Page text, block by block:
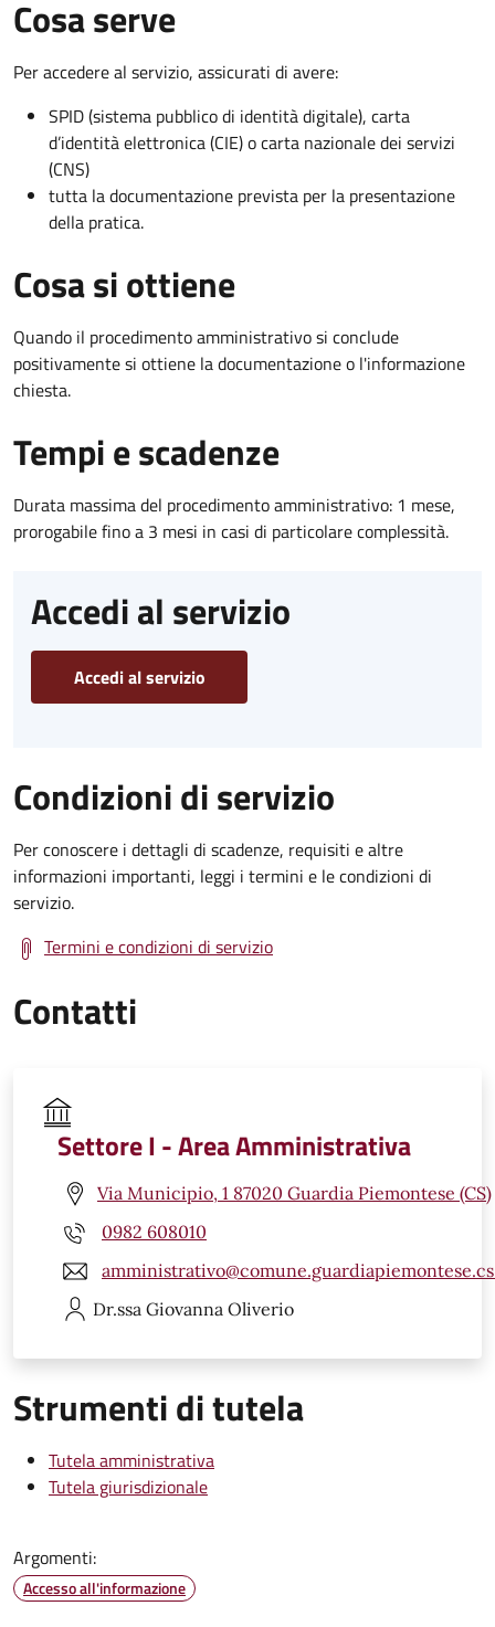
Cosa serve
Per accedere al servizio, assicurati di avere:
SPID (sistema pubblico di identità digitale), carta
d’identità elettronica (CIE) o carta nazionale dei servizi
(CNS)
tutta la documentazione prevista per la presentazione
della pratica.
Cosa si ottiene
Quando il procedimento amministrativo si conclude
positivamente si ottiene la documentazione o l'informazione
chiesta.
Tempi e scadenze
Durata massima del procedimento amministrativo: 1 mese,
prorogabile fino a 3 mesi in casi di particolare complessità.
Accedi al servizio
Accedi al servizio
Condizioni di servizio
Per conoscere i dettagli di scadenze, requisiti e altre
informazioni importanti, leggi i termini e le condizioni di
servizio.
Termini e condizioni di servizio
Contatti
Settore I - Area Amministrativa
Via Municipio, 1 87020 Guardia Piemontese (CS)
0982 608010
Dr.ssa Giovanna Oliverio
Strumenti di tutela
Tutela amministrativa
Tutela giurisdizionale
Argomenti:
Accesso all'informazione